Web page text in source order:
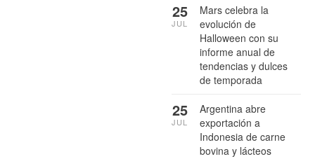
Mars celebra la
evolución de
Halloween con su
informe anual de
tendencias y dulces
de temporada
25
JUL
Argentina abre
exportación a
Indonesia de carne
bovina y lácteos
25
JUL